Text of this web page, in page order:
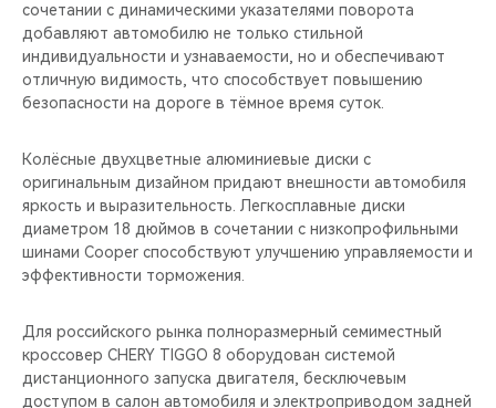
CHERY ДЛЯ ДЕТЕЙ
сочетании с динамическими указателями поворота
добавляют автомобилю не только стильной
индивидуальности и узнаваемости, но и обеспечивают
отличную видимость, что способствует повышению
безопасности на дороге в тёмное время суток.
Колёсные двухцветные алюминиевые диски с
оригинальным дизайном придают внешности автомобиля
яркость и выразительность. Легкосплавные диски
диаметром 18 дюймов в сочетании с низкопрофильными
шинами Cooper способствуют улучшению управляемости и
эффективности торможения.
Для российского рынка полноразмерный семиместный
кроссовер CHERY TIGGO 8 оборудован системой
дистанционного запуска двигателя, бесключевым
доступом в салон автомобиля и электроприводом задней